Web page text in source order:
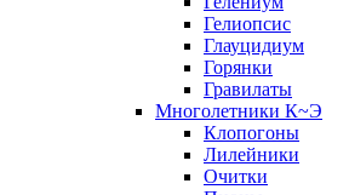
Гелиопсис
Глауцидиум
Горянки
Гравилаты
Многолетники К~Э
Клопогоны
Лилейники
Очитки